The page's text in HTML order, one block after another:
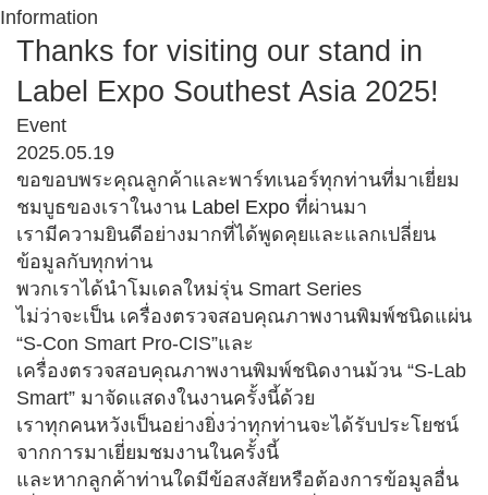
Information
Thanks for visiting our stand in
Label Expo Southest Asia 2025!
Event
2025.05.19
ขอขอบพระคุณลูกค้าและพาร์ทเนอร์ทุกท่านที่มาเยี่ยม
ชมบูธของเราในงาน Label Expoที่ผ่านมา
เรามีความยินดีอย่างมากที่ได้พูดคุยและแลกเปลี่ยน
ข้อมูลกับทุกท่าน
พวกเราได้นำโมเดลใหม่รุ่น Smart Series
ไม่ว่าจะเป็น เครื่องตรวจสอบคุณภาพงานพิมพ์ชนิดแผ่น
“S-Con Smart Pro-CIS”และ
เครื่องตรวจสอบคุณภาพงานพิมพ์ชนิดงานม้วน “S-Lab
Smart” มาจัดแสดงในงานครั้งนี้ด้วย
เราทุกคนหวังเป็นอย่างยิ่งว่าทุกท่านจะได้รับประโยชน์
จากการมาเยี่ยมชมงานในครั้งนี้
และหากลูกค้าท่านใดมีข้อสงสัยหรือต้องการข้อมูลอื่น